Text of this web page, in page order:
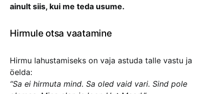
ainult siis, kui me teda usume.
Hirmule otsa vaatamine
Hirmu lahustamiseks on vaja astuda talle vastu ja
öelda:
“Sa ei hirmuta mind. Sa oled vaid vari. Sind pole